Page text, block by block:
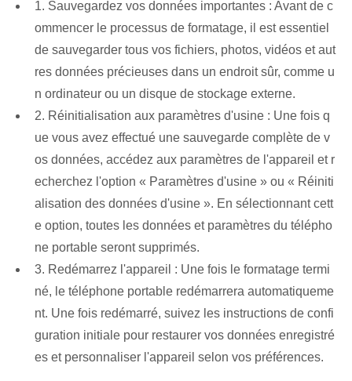
1. Sauvegardez vos données importantes : Avant de c
ommencer le processus de formatage, il est essentiel
de sauvegarder tous vos fichiers, photos, vidéos et aut
res données précieuses dans un endroit sûr, comme u
n ordinateur ou un disque de stockage externe.
2. Réinitialisation aux paramètres d'usine : Une fois q
ue vous avez effectué une sauvegarde complète de v
os données, accédez aux paramètres de l'appareil et r
echerchez l'option « Paramètres d'usine » ou « Réiniti
alisation des données d'usine ». En sélectionnant cett
e option, toutes les données et paramètres du télépho
ne portable seront supprimés.
3. Redémarrez l'appareil : Une fois le formatage termi
né, le téléphone portable redémarrera automatiqueme
nt. Une fois redémarré, suivez les instructions de confi
guration initiale pour restaurer vos données enregistré
es et personnaliser l'appareil selon vos préférences.